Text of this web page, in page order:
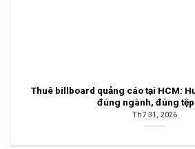
Thuê billboard quảng cáo tại HCM:
đúng ngành, đúng tệp
Th7 31, 2026